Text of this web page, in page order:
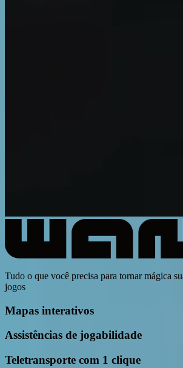
Tudo o que você precisa para tornar mágica
jogos
Mapas interativos
Assistências de jogabilidade
Teletransporte com 1 clique